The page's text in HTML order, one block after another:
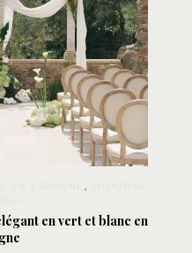
,
en vert et blanc en